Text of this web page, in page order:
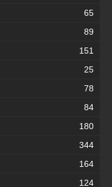
65
89
151
25
78
84
180
344
164
124